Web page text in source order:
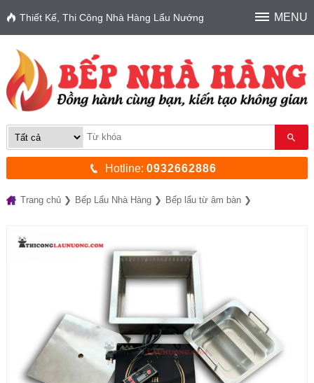
Thiết Kế, Thi Công Nhà Hàng Lẩu Nướng MENU
Hotline:0932662886
Trang chủ Bếp Lẩu Nhà Hàng Bếp lẩu từ âm bàn